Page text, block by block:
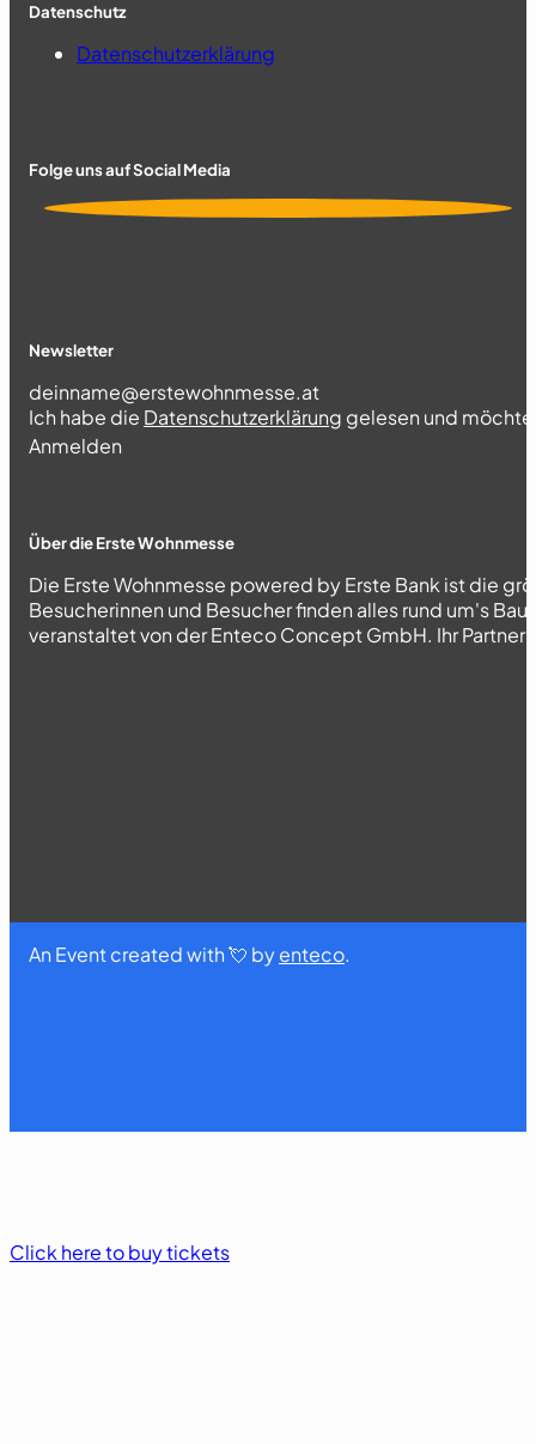
Datenschutz
Datenschutzerklärung
Folge uns auf Social Media
Newsletter
Section
Ich habe die Datenschutzerklärung gelesen und
Abschnitt
Anmelden
Über die Erste Wohnmesse
Die Erste Wohnmesse powered by Erste Bank ist die
Besucherinnen und Besucher finden alles rund um's
veranstaltet von der Enteco Concept GmbH. Ihr Partner
An Event created with 💘 byenteco.
Click here to buy tickets